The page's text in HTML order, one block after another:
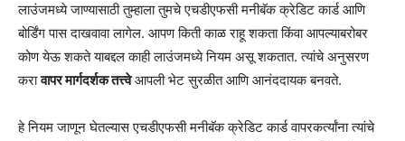
लाउंजमध्ये जाण्यासाठी तुम्हाला तुमचे एचडीएफसी मनीबॅक क्रेडिट कार्ड आणि
बोर्डिंग पास दाखवावा लागेल. आपण किती काळ राहू शकता किंवा आपल्याबरोबर
कोण येऊ शकते याबद्दल काही लाउंजमध्ये नियम असू शकतात. त्यांचे अनुसरण
करावापर मार्गदर्शक तत्त्वेआपली भेट सुरळीत आणि आनंददायक बनवते.
हे नियम जाणून घेतल्यास एचडीएफसी मनीबॅक क्रेडिट कार्ड वापरकर्त्यांना त्यांचे